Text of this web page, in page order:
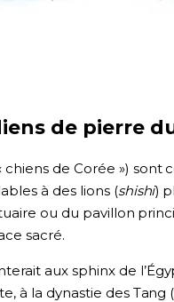
de pierre
de Corée ») sont
à des lions (shishi)
ou du pavillon
sacré.
aux sphinx de
à la dynastie des Tang